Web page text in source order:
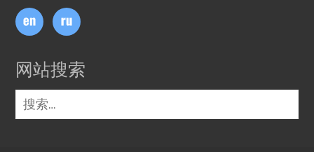
网站搜索
搜
索：